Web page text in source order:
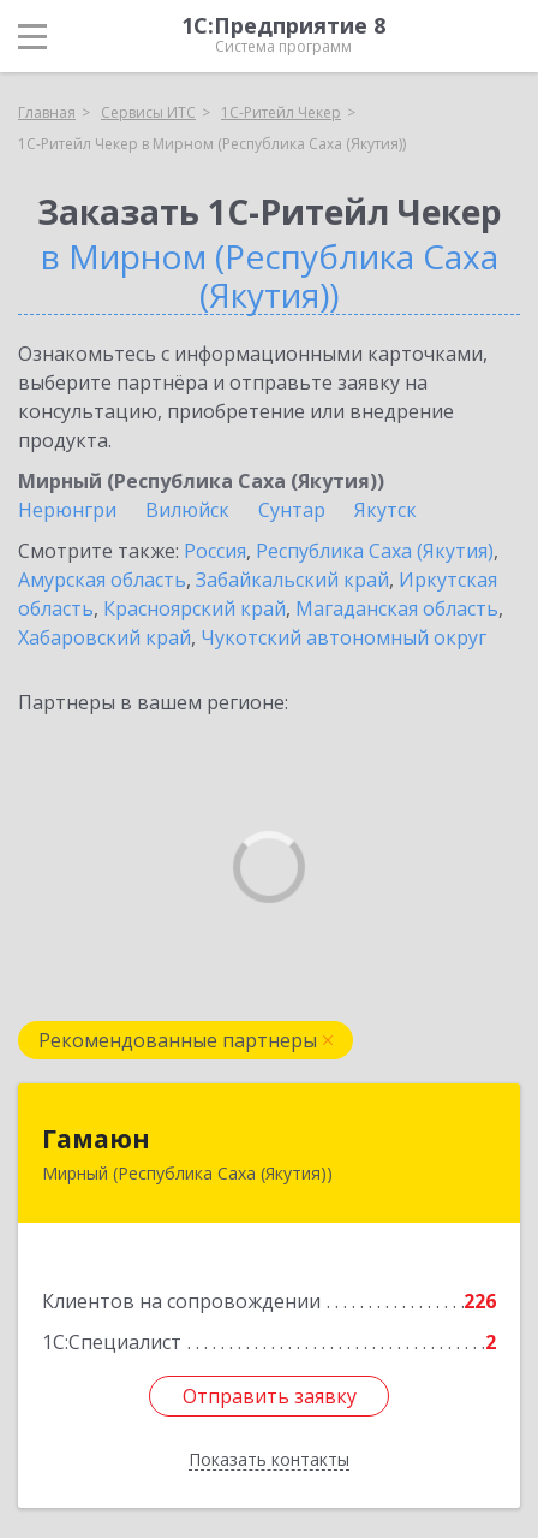
1С:Предприятие 8
Система программ
Главная Сервисы ИТС
1C-Ритейл Чекер
1C-Ритейл Чекер в Мирном (Республика Саха (Якутия))
Заказать 1C-Ритейл Чекер
в Мирном (Республика Саха
(Якутия))
Ознакомьтесь с информационными карточками,
выберите партнёра и отправьте заявку на
консультацию, приобретение или внедрение
продукта.
Мирный (Республика Саха (Якутия))
Нерюнгри
Вилюйск Сунтар
Якутск
Смотрите также: Россия, Республика Саха (Якутия),
Амурская область, Забайкальский край, Иркутская
область, Красноярский край, Магаданская область,
Хабаровский край, Чукотский автономный округ
Партнеры в вашем регионе:
Рекомендованные партнеры
Гамаюн
Мирный (Республика Саха (Якутия))
Клиентов на сопровождении
226
1С:Специалист
2
Отправить заявку
Показать контакты
678170, Саха /Якутия/ Респ, Мирнинский у,
Подробнее
Отправить заявку
Назад